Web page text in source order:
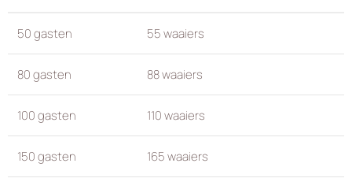
50 gasten 55 waaiers
80 gasten 88 waaiers
100 gasten 110 waaiers
150 gasten 165 waaiers